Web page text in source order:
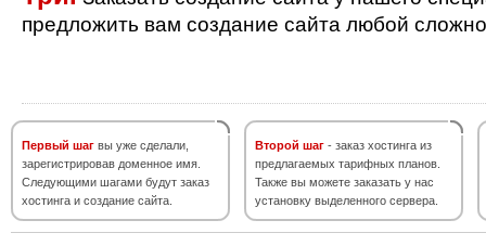
предложить вам создание сайта любой
Первый шаг вы уже сделали,
зарегистрировав доменное имя.
Следующими шагами будут заказ
хостинга и создание сайта.
Второй шаг - заказ хостинга из
предлагаемых тарифных планов.
Также вы можете заказать у нас
установку выделенного сервера.